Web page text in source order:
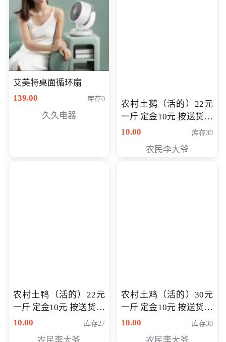
艾美特桌面循环扇
139.00
库存0
久久电器
农村土鹅（活的）22元
一斤 定金10元 按送货交
付时秤重计算货款 定金
10.00 库存30
农民李大爷
农村土鸭（活的）22元
一斤 定金10元 按送货交
付时秤重计算货款 定金
10.00 库存27
农村土鸡（活的）30元
一斤 定金10元 按送货交
付时秤重计算货款 定金
10.00 库存30